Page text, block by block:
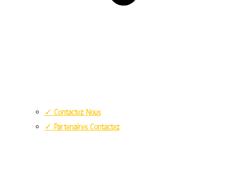
✓ Contactez Nous
✓ Partenaires Contactez